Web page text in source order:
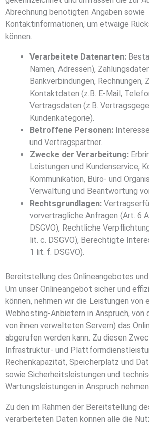
Abrechnung benötigten Angaben sowie
Kontaktinformationen, um etwaige
können.
Verarbeitete Datenarten:
Namen, Adressen),
Bankverbindungen, Rechnungen,
Kontaktdaten (z.B. E-Mail,
Vertragsdaten (z.B.
Kundenkategorie).
Betroffene Personen:
und Vertragspartner.
Zwecke der Verarbeitung:
Leistungen und Kundenservice,
Kommunikation, Büro- und
Verwaltung und Beantwortung
Rechtsgrundlagen:
vorvertragliche Anfragen (Art. 6
DSGVO), Rechtliche
lit. c. DSGVO), Berechtigte
1 lit. f. DSGVO).
Bereitstellung des Onlineangebotes
Um unser Onlineangebot sicher und
können, nehmen wir die Leistungen von
Webhosting-Anbietern in Anspruch, von
von ihnen verwalteten Servern) das
abgerufen werden kann. Zu diesen
Infrastruktur- und
Rechenkapazität, Speicherplatz und
sowie Sicherheitsleistungen und
Wartungsleistungen in Anspruch
Zu den im Rahmen der Bereitstellung
verarbeiteten Daten können alle die